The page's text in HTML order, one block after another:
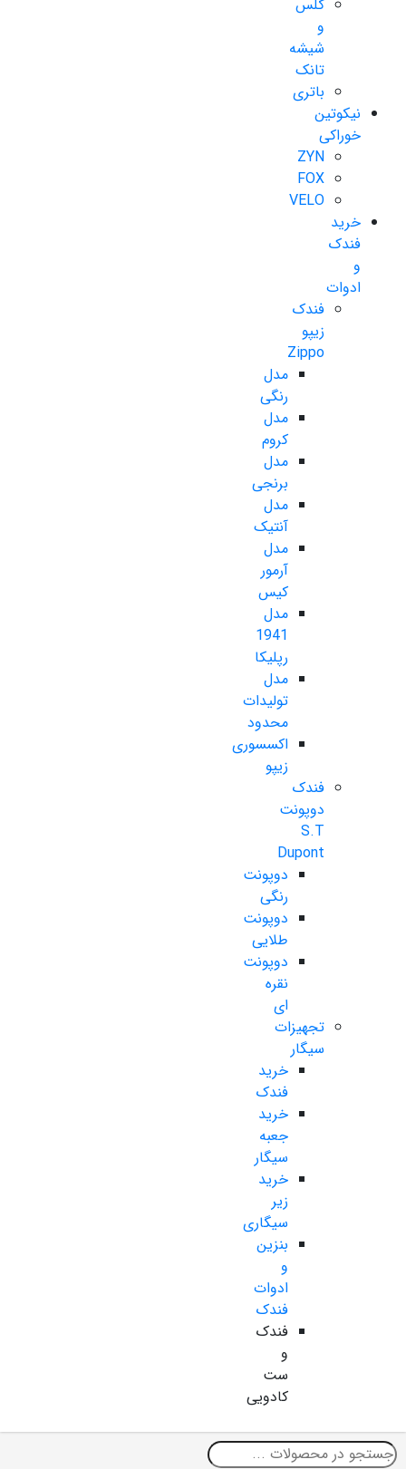
گلس
و
شیشه
تانک
باتری
نیکوتین
خوراکی
ZYN
FOX
VELO
خرید
فندک
و
ادوات
فندک
زیپو
Zippo
مدل
رنگی
مدل
کروم
مدل
برنجی
مدل
آنتیک
مدل
آرمور
کیس
مدل
1941
رپلیکا
مدل
تولیدات
محدود
اکسسوری
زیپو
فندک
دوپونت
S.T
Dupont
دوپونت
رنگی
دوپونت
طلایی
دوپونت
نقره
ای
تجهیزات
سیگار
خرید
فندک
خرید
جعبه
سیگار
خرید
زیر
سیگاری
بنزین
و
ادوات
فندک
فندک
و
ست
کادویی